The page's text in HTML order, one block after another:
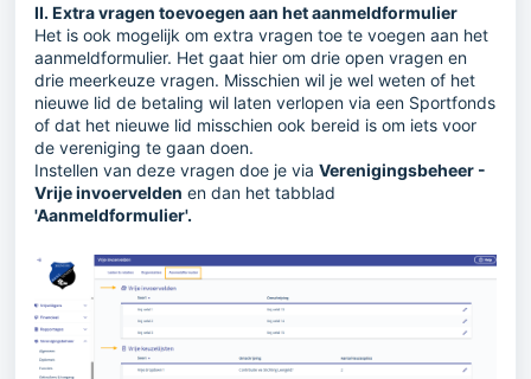
II. Extra vragen toevoegen aan het aanmeldformulier
Het is ook mogelijk om extra vragen toe te voegen aan het
aanmeldformulier. Het gaat hier om drie open vragen en
drie meerkeuze vragen. Misschien wil je wel weten of het
nieuwe lid de betaling wil laten verlopen via een Sportfonds
of dat het nieuwe lid misschien ook bereid is om iets voor
de vereniging te gaan doen.
Instellen van deze vragen doe je via Verenigingsbeheer -
Vrije invoervelden en dan het tabblad
'Aanmeldformulier'.